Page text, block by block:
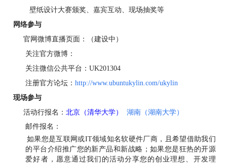
壁纸设计大赛颁奖、嘉宾互动、现场抽奖等
网络参与
官网微博直播页面 ： （建设中）
关注官方微博 ：
关注微信公共平台 ：UK201304
注册官方论坛 ：http://www.ubuntukylin.com/ukylin
现场参与
活动行报名 ：北京（清华大学）
湖南（湖南大学）
邮件报名 ：
如果您是互联网或IT领域知名软硬件厂商，且希望借助我们
的平台介绍推广您的新产品和新战略 ； 如果您是狂热的开源
爱好者 ， 愿意通过我们的活动分享您的创业理想、开发理